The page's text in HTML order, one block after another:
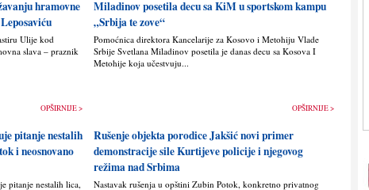
hramovne
Ulije kod
slava – praznik
OPŠIRNIJE >
Miladinov posetila decu sa KiM u sportskom kampu
„Srbija te zove“
Pomoćnica direktora Kancelarije za Kosovo i Metohiju Vlade
Srbije Svetlana Miladinov posetila je danas decu sa Kosova I
Metohije koja učestvuju...
OPŠIRNIJE >
pitanje nestalih
i neosnovano
pitanje nestalih lica,
Rušenje objekta porodice Jakšić novi primer
demonstracije sile Kurtijeve policije i njegovog
režima nad Srbima
Nastavak rušenja u opštini Zubin Potok, konkretno privatnog